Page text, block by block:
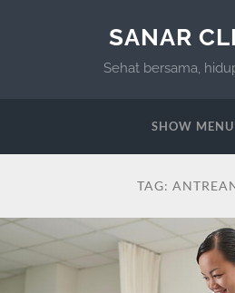
SANAR
Sehat bersama,
SHOW MENU
TAG: